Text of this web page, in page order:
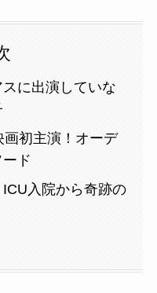
に出演していな
初主演！オーデ
ド
入院から奇跡の